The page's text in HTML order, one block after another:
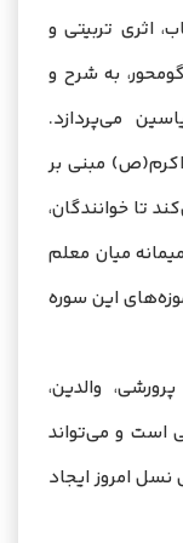
اثری تربیتی و
به شرح و
می‌پردازد.
اکرم(ص) مبنی بر
تا خوانندگان،
میان معلم
این سوره
والدین،
است و می‌تواند
نسل امروز ایجاد